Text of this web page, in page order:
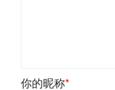
你的昵称*